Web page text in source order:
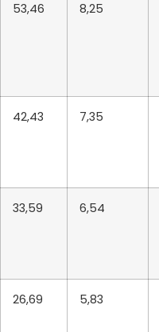
53,46 8,25
42,43 7,35
33,59 6,54
26,69 5,83